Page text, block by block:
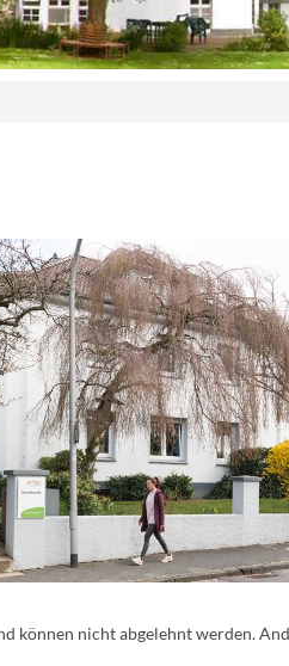
nicht abgelehnt werden.